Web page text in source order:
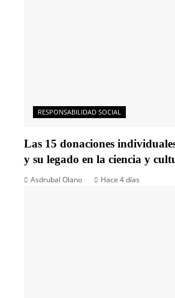
RESPONSABILIDAD SOCIAL
Las 15 donaciones
y su legado en la ciencia y
Asdrubal Olano Hace 4 días